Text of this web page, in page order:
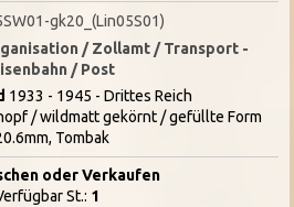
gk20_(Lin05S01)
/ Zollamt / Transport -
/ Post
1933 - 1945 - Drittes Reich
/ wildmatt gekörnt / gefüllte Form
Tombak
oder Verkaufen
St.: 1